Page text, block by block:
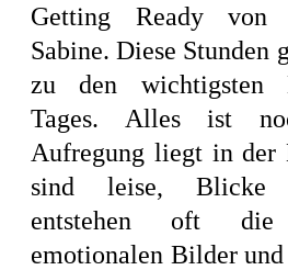
Getting Ready von
Sabine. Diese Stunden
zu den wichtigsten
Tages. Alles ist
Aufregung liegt in der
sind leise, Blicke
entstehen oft
emotionalen Bilder